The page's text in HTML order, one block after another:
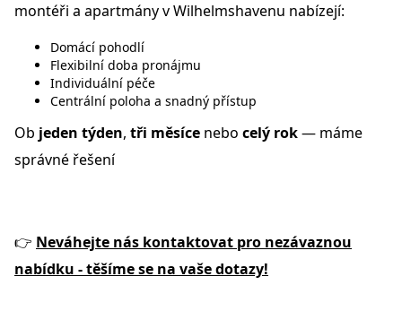
montéři a apartmány v Wilhelmshavenu nabízejí:
Domácí pohodlí
Flexibilní doba pronájmu
Individuální péče
Centrální poloha a snadný přístup
Ob jeden týden, tři měsíce nebo celý rok— máme
správné řešení
👉 Neváhejte nás kontaktovat pro nezávaznou
nabídku - těšíme se na vaše dotazy!